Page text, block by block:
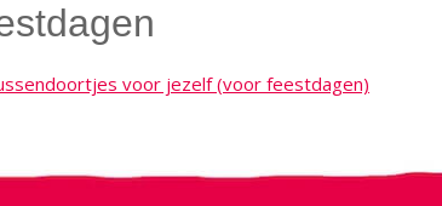
voor jezelf (voor feestdagen)